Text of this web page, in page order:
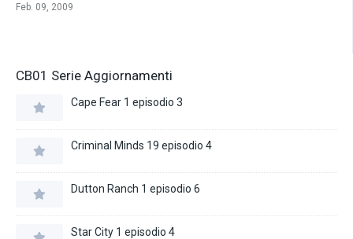
Feb. 09, 2009
CB01 Serie Aggiornamenti
Cape Fear 1 episodio 3
Criminal Minds 19 episodio 4
Dutton Ranch 1 episodio 6
Star City 1 episodio 4